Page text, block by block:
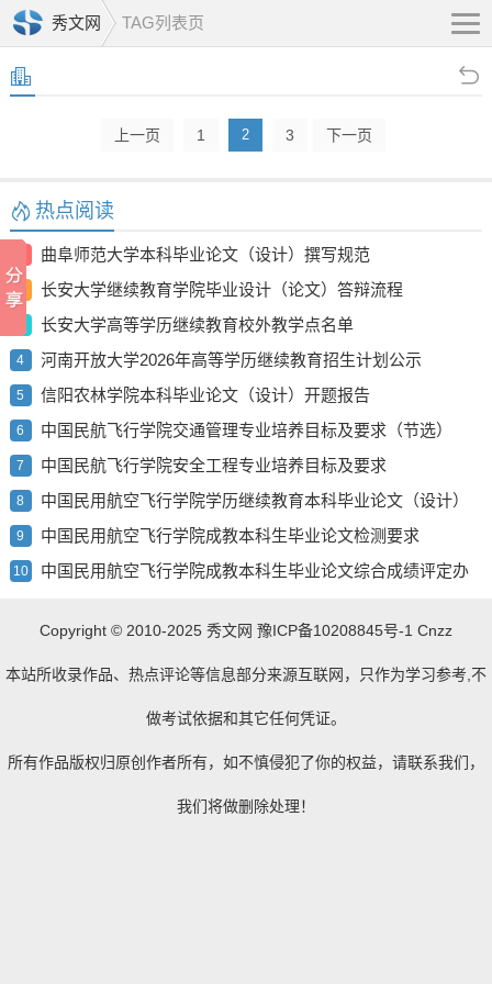
秀文网 TAG列表页
上一页 1 2 3 下一页
热点阅读
曲阜师范大学本科毕业论文（设计）撰写规范
2 长安大学继续教育学院毕业设计（论文）答辩流程
长安大学高等学历继续教育校外教学点名单
4 河南开放大学2026年高等学历继续教育招生计划公示
5 信阳农林学院本科毕业论文（设计）开题报告
6 中国民航飞行学院交通管理专业培养目标及要求（节选）
7 中国民航飞行学院安全工程专业培养目标及要求
8
中国民用航空飞行学院学历继续教育本科毕业论文（设计）
使用 AI 工具的规定（试行）
9 中国民用航空飞行学院成教本科生毕业论文检测要求
10
中国民用航空飞行学院成教本科生毕业论文综合成绩评定办
Copyright © 2010-2025 秀文网 豫ICP备10208845号-1 Cnzz
本站所收录作品、热点评论等信息部分来源互联网，只作为学习参考,不
做考试依据和其它任何凭证。
所有作品版权归原创作者所有，如不慎侵犯了你的权益，请联系我们，
我们将做删除处理！